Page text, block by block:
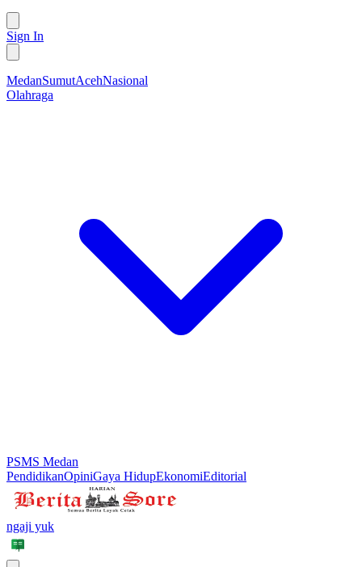
Sign In
MedanSumutAcehNasional
Olahraga
PSMS Medan
PendidikanOpiniGaya HidupEkonomiEditorial
ngaji yuk